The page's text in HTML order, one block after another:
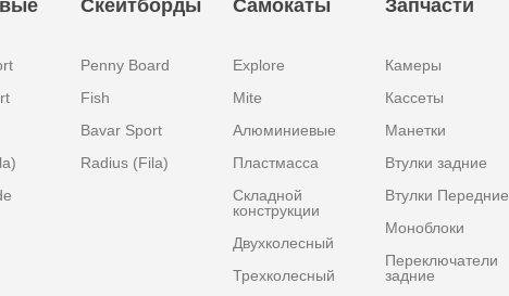
Скейтборды
Penny Board
Fish
Bavar Sport
Radius (Fila)
Самокаты
Explore
Mite
Алюминиевые
Пластмасса
Складной
конструкции
Двухколесный
Трехколесный
Запчасти
Камеры
Кассеты
Манетки
Втулки задние
Втулки Передние
Моноблоки
Переключатели
задние